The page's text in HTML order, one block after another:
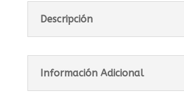
Descripción
Información Adicional